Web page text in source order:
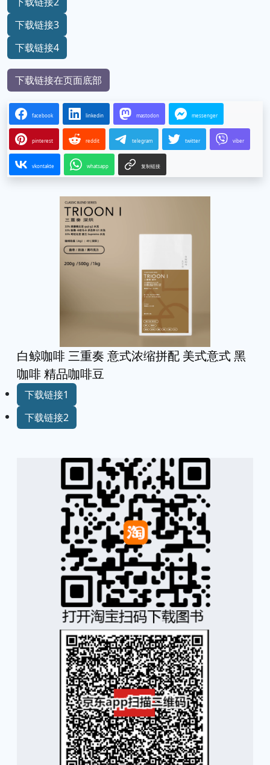
下载链接3
下载链接4
下载链接在页面底部
facebook linkedin mastodon messenger
pinterest reddit telegram twitter viber
vkontakte whatsapp 复制链接
白鲸咖啡 三重奏 意式浓缩拼配 美式意式 黑
咖啡 精品咖啡豆
下载链接1
下载链接2